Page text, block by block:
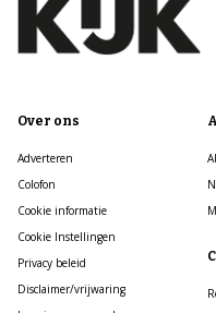
Over ons
Adverteren
Colofon
Cookie informatie
Cookie Instellingen
Privacy beleid
Disclaimer/vrijwaring